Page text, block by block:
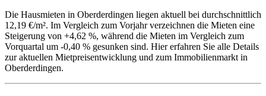
Die Hausmieten in Oberderdingen liegen aktuell bei durchschnittlich
12,19 €/m². Im Vergleich zum Vorjahr verzeichnen die Mieten eine
Steigerung von +4,62 %, während die Mieten im Vergleich zum
Vorquartal um -0,40 % gesunken sind. Hier erfahren Sie alle Details
zur aktuellen Mietpreisentwicklung und zum Immobilienmarkt in
Oberderdingen.